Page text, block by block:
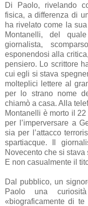
Di Paolo, rivelando
fisica, a differenza di
ha rivelato come la
Montanelli, del
giornalista,
esponendosi alla
pensiero. Lo scrittore
cui egli si stava
molteplici lettere al
per lo strano nome
chiamò a casa. Alla
Montanelli è morto il
per l’imperversare a
sia per l’attacco
spartiacque. Il
Novecento che si
E non casualmente il
Dal pubblico, un
Paolo una
«biograficamente di